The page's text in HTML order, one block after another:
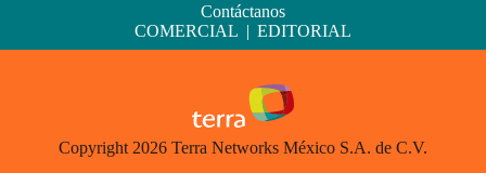
Contáctanos
COMERCIAL | EDITORIAL
Copyright 2026 Terra Networks México S.A. de C.V.